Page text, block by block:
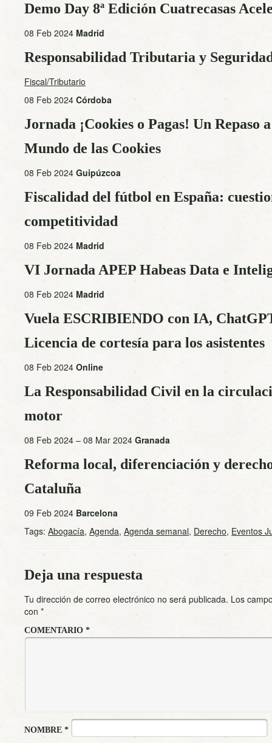
Demo Day 8ª Edición Cuatrecasas
08 Feb 2024 Madrid
Responsabilidad Tributaria y
Fiscal/Tributario
08 Feb 2024 Córdoba
Jornada ¡Cookies o Pagas! Un Repaso
Mundo de las Cookies
08 Feb 2024 Guipúzcoa
Fiscalidad del fútbol en España:
competitividad
08 Feb 2024 Madrid
VI Jornada APEP Habeas Data e
08 Feb 2024 Madrid
Vuela ESCRIBIENDO con IA,
Licencia de cortesía para los asistentes
08 Feb 2024 Online
La Responsabilidad Civil en la
motor
08 Feb 2024 – 08 Mar 2024 Granada
Reforma local, diferenciación y
Cataluña
09 Feb 2024 Barcelona
Tags: Abogacía, Agenda, Agenda semanal, Derecho, Eventos
Deja una respuesta
Tu dirección de correo electrónico no será publicada. Los
con *
COMENTARIO *
NOMBRE *